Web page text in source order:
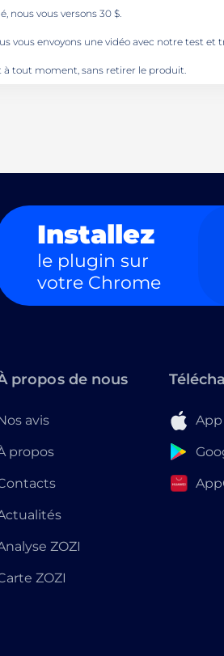
nous vous versons 30 $.
vous envoyons une vidéo avec notre test
à tout moment, sans retirer le produit.
Installez
le plugin sur
votre Chrome
propos de nous
avis
propos
ZOZI
ZOZI